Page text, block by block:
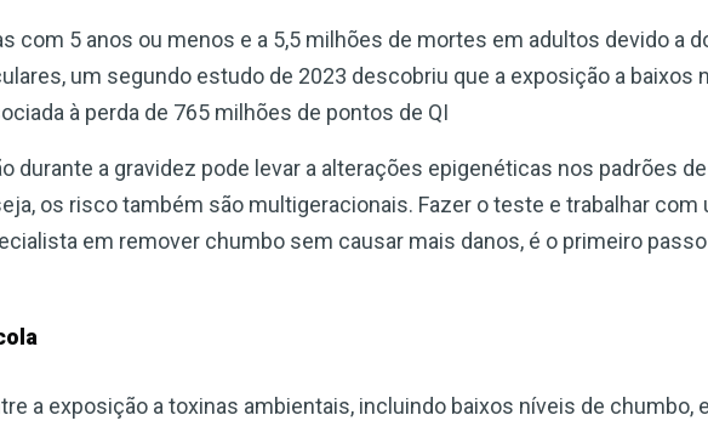
com 5 anos ou menos e a 5,5 milhões de mortes em adultos devido a
um segundo estudo de 2023 descobriu que a exposição a baixos
à perda de 765 milhões de pontos de QI
durante a gravidez pode levar a alterações epigenéticas nos padrões
os risco também são multigeracionais. Fazer o teste e trabalhar com
em remover chumbo sem causar mais danos, é o primeiro passo
a exposição a toxinas ambientais, incluindo baixos níveis de chumbo,